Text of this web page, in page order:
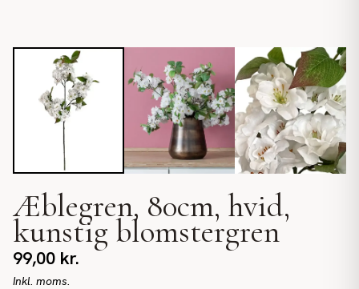
Æblegren, 80cm, hvid,
kunstig blomstergren
99,00 kr.
Inkl. moms.